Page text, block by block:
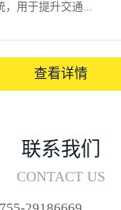
，用于提升交通...
查看详情
联系我们
CONTACT US